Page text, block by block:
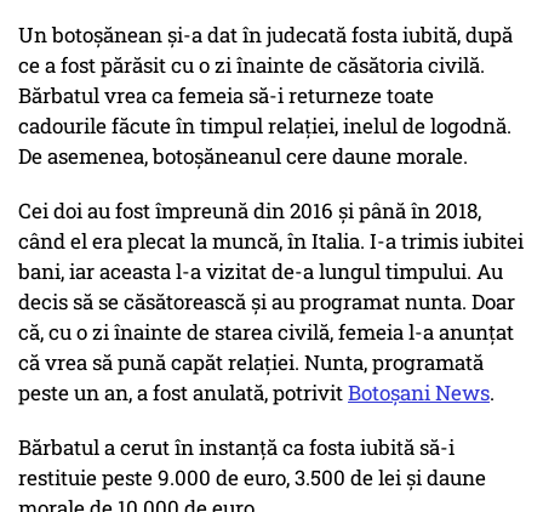
Un botoșănean și-a dat în judecată fosta iubită, după
ce a fost părăsit cu o zi înainte de căsătoria civilă.
Bărbatul vrea ca femeia să-i returneze toate
cadourile făcute în timpul relației, inelul de logodnă.
De asemenea, botoșăneanul cere daune morale.
Cei doi au fost împreună din 2016 și până în 2018,
când el era plecat la muncă, în Italia. I-a trimis iubitei
bani, iar aceasta l-a vizitat de-a lungul timpului. Au
decis să se căsătorească și au programat nunta. Doar
că, cu o zi înainte de starea civilă, femeia l-a anunțat
că vrea să pună capăt relației. Nunta, programată
peste un an, a fost anulată, potrivitBotoșani News.
Bărbatul a cerut în instanță ca fosta iubită să-i
restituie peste 9.000 de euro, 3.500 de lei şi daune